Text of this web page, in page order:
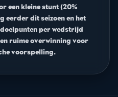
een kleine stunt (20%
eerder dit seizoen en het
per wedstrijd
ruime overwinning voor
voorspelling.